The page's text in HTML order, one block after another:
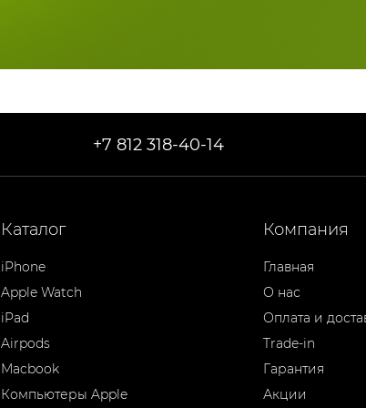
+7 812 318-40-14
Каталог
iPhone
Apple Watch
iPad
Airpods
Macbook
Компьютеры Apple
Компания
Главная
О нас
Оплата и
Trade-in
Гарантия
Акции